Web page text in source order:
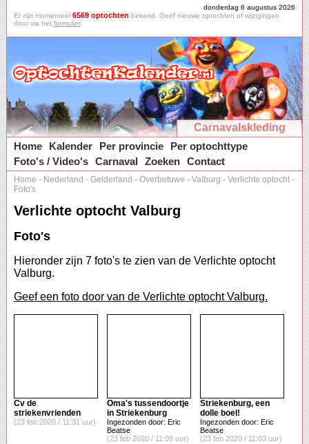
donderdag 6 augustus 2026
Er zijn momenteel 6569 optochten bekend. Geef nieuwe optochten of wijzigingen
door via het formulier.
Carnavalskleding
Home
Kalender Per provincie
Per optochttype
Foto's / Video's Carnaval Zoeken Contact
Home - Nederland - Gelderland - Overbetuwe - Valburg - Verlichte optocht -
Foto's
Verlichte optocht Valburg
Foto's
Hieronder zijn 7 foto's te zien van de Verlichte optocht
Valburg.
Geef een foto door van de Verlichte optocht Valburg.
Cv de
striekenvrienden
(23 feb 2020 / 11:31 uur)
Oma's tussendoortje
in Striekenburg
Ingezonden door: Eric
Beatse
(23 feb 2020 / 11:09 uur)
Striekenburg, een
dolle boel!
Ingezonden door: Eric
Beatse
(23 feb 2020 / 11:03 uur)